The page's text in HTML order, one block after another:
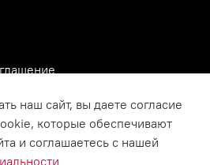
наш сайт, вы даете согласие
которые обеспечивают
и соглашаетесь с нашей